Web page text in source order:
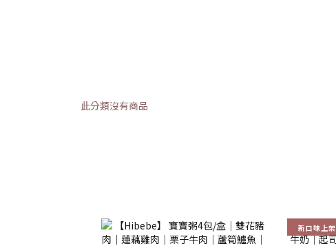
此分類沒有商品
新口味上架